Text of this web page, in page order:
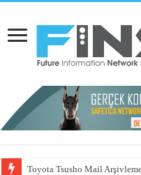
Toyota Tsusho Mail